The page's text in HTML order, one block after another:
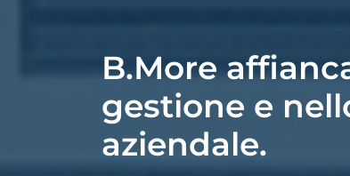
B.More
gestione e
aziendale.